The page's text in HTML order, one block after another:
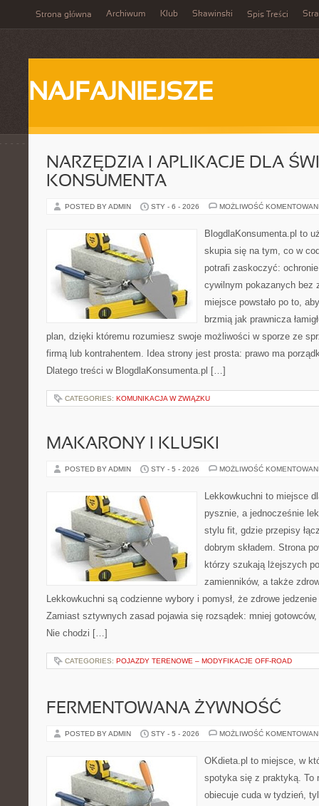
Strona główna Archiwum Klub Skawinski Spis Treści
NAJFAJNIEJSZE
NARZĘDZIA I APLIKACJE DLA
KONSUMENTA
POSTED BY ADMIN STY - 6 - 2026 MOŻLIWOŚĆ
BlogdlaKonsumenta.pl to
skupia się na tym, co w
potrafi zaskoczyć:
cywilnym pokazanych bez
miejsce powstało po to,
brzmią jak prawnicza
plan, dzięki któremu rozumiesz swoje możliwości w sporze ze
firmą lub kontrahentem. Idea strony jest prosta: prawo ma
Dlatego treści w BlogdlaKonsumenta.pl […]
CATEGORIES: KOMUNIKACJA W ZWIĄZKU
MAKARONY I KLUSKI
POSTED BY ADMIN STY - 5 - 2026 MOŻLIWOŚĆ
Lekkowkuchni to miejsce
pysznie, a jednocześnie
stylu fit, gdzie przepisy
dobrym składem. Strona
którzy szukają lżejszych
zamienników, a także
Lekkowkuchni są codzienne wybory i pomysł, że zdrowe
Zamiast sztywnych zasad pojawia się rozsądek: mniej
Nie chodzi […]
CATEGORIES: POJAZDY TERENOWE – MODYFIKACJE OFF-ROAD
FERMENTOWANA ŻYWNOŚĆ
POSTED BY ADMIN STY - 5 - 2026 MOŻLIWOŚĆ
OKdieta.pl to miejsce, w
spotyka się z praktyką. To
obiecuje cuda w tydzień,